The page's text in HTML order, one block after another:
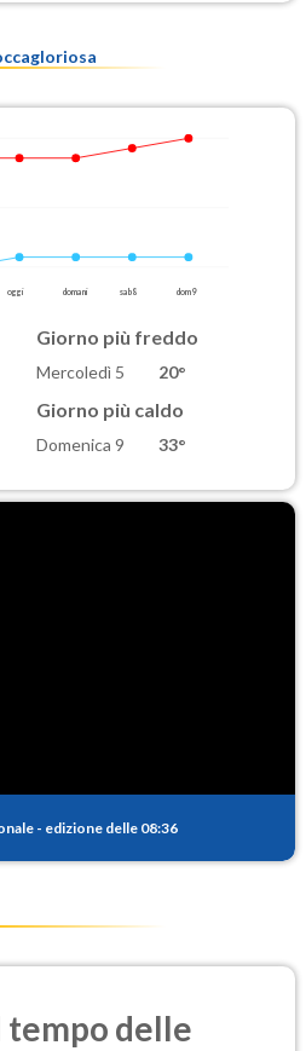
oggi domani sab 8 dom 9
Giorno più freddo
Mercoledì 5 20°
Giorno più caldo
Domenica 9 33°
- edizione delle 08:36
tempo delle